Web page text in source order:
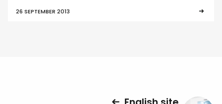
26 SEPTEMBER 2013